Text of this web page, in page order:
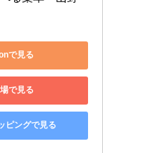
で見る
で見る
ピングで見る